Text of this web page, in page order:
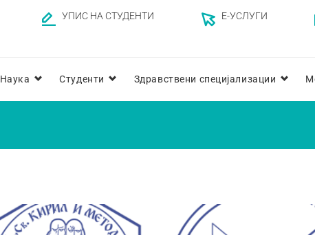
УПИС НА СТУДЕНТИ Е-УСЛУГИ
Наука Студенти Здравствени специјализации